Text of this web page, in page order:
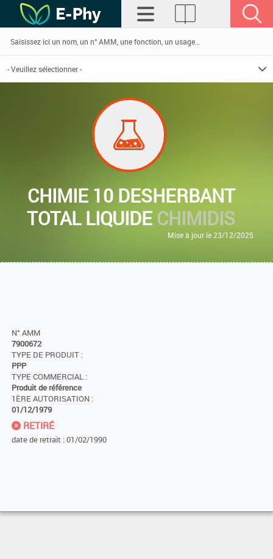
CHIMIE 10 DESHERBANT
TOTAL LIQUIDECHIMIDIS
Mise à jour le 23/12/2025
N° AMM
7900672
TYPE DE PRODUIT :
PPP
TYPE COMMERCIAL :
Produit de référence
1ÈRE AUTORISATION :
01/12/1979
RETIRÉ
date de retrait : 01/02/1990